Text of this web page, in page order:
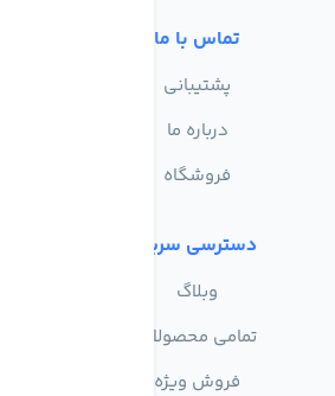
تماس با ما
پشتیبانی
درباره ما
فروشگاه
دسترسی سریع
وبلاگ
تمامی محصولات
فروش ویژه